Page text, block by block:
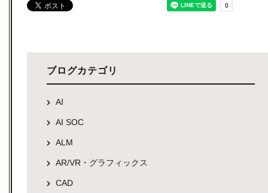
ブログカテゴリ
AI
AI SOC
ALM
AR/VR・グラフィックス
CAD